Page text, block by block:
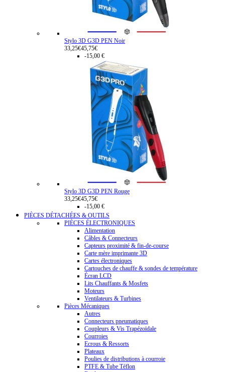
Stylo 3D G3D PEN Noir
33,25€45,75€
-15,00 €
Stylo 3D G3D PEN Rouge
33,25€45,75€
-15,00 €
PIÈCES DÉTACHÉES & OUTILS
PIÈCES ÉLECTRONIQUES
Alimentation
Câbles & Connecteurs
Capteurs proximité & fin-de-course
Carte mère imprimante 3D
Cartes électroniques
Cartouches de chauffe & sondes de température
Écran LCD
Lits Chauffants & Mosfets
Moteurs
Ventilateurs & Turbines
Pièces Mécaniques
Autres
Connecteurs pneumatiques
Coupleurs & Vis Trapézoïdale
Courroies
Ecrous & Ressorts
Plateaux
Poulies de distributions à courroie
PTFE & Tube Téflon